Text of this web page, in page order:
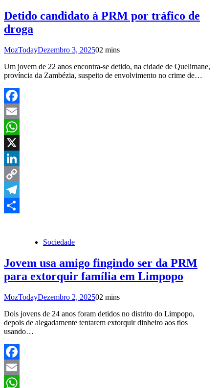
Detido candidato à PRM por tráfico de
droga
MozTodayDezembro 3, 202502 mins
Um jovem de 22 anos encontra-se detido, na cidade de Quelimane,
província da Zambézia, suspeito de envolvimento no crime de…
Facebook
Email
WhatsApp
X
LinkedIn
Copy
Link
Telegram
Sociedade
Jovem usa amigo fingindo ser da PRM
para extorquir família em Limpopo
MozTodayDezembro 2, 202502 mins
Dois jovens de 24 anos foram detidos no distrito do Limpopo,
depois de alegadamente tentarem extorquir dinheiro aos tios
usando…
Facebook
Email